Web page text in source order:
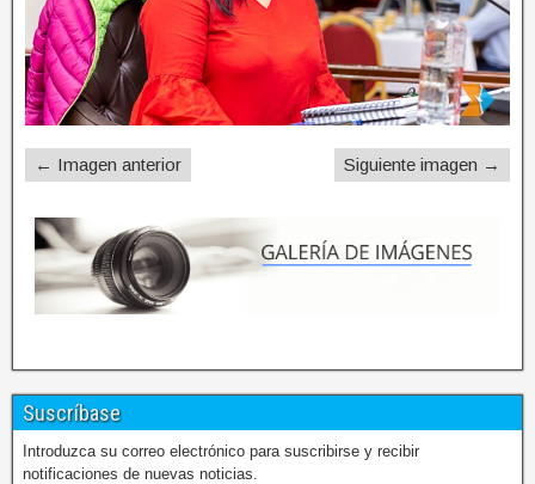
← Imagen anterior Siguiente imagen →
Suscríbase
Introduzca su correo electrónico para suscribirse y recibir
notificaciones de nuevas noticias.